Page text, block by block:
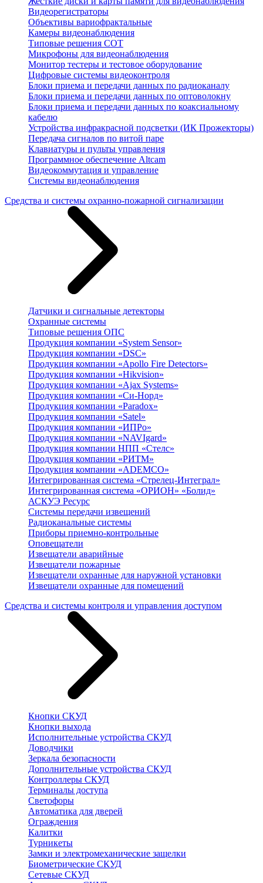
Видеорегистраторы
Объективы вариофрактальные
Камеры видеонаблюдения
Типовые решения СОТ
Микрофоны для видеонаблюдения
Монитор тестеры и тестовое оборудование
Цифровые системы видеоконтроля
Блоки приема и передачи данных по радиоканалу
Блоки приема и передачи данных по оптоволокну
Блоки приема и передачи данных по коаксиальному
кабелю
Устройства инфракрасной подсветки (ИК Прожекторы)
Передача сигналов по витой паре
Клавиатуры и пульты управления
Программное обеспечение Altcam
Видеокоммутация и управление
Системы видеонаблюдения
Средства и системы охранно-пожарной сигнализации
Датчики и сигнальные детекторы
Охранные системы
Типовые решения ОПС
Продукция компании «System Sensor»
Продукция компании «DSC»
Продукция компании «Apollo Fire Detectors»
Продукция компании «Hikvision»
Продукция компании «Ajax Systems»
Продукция компании «Си-Норд»
Продукция компании «Paradox»
Продукция компании «Satel»
Продукция компании «ИПРо»
Продукция компании «NAVIgard»
Продукция компании НПП «Стелс»
Продукция компании «РИТМ»
Продукция компании «ADEMCO»
Интегрированная система «Стрелец-Интеграл»
Интегрированная система «ОРИОН» «Болид»
АСКУЭ Ресурс
Системы передачи извещений
Радиоканальные системы
Приборы приемно-контрольные
Оповещатели
Извещатели аварийные
Извещатели пожарные
Извещатели охранные для наружной установки
Извещатели охранные для помещений
Средства и системы контроля и управления доступом
Кнопки СКУД
Кнопки выхода
Исполнительные устройства СКУД
Доводчики
Зеркала безопасности
Дополнительные устройства СКУД
Контроллеры СКУД
Терминалы доступа
Светофоры
Автоматика для дверей
Ограждения
Калитки
Турникеты
Замки и электромеханические защелки
Биометрические СКУД
Сетевые СКУД